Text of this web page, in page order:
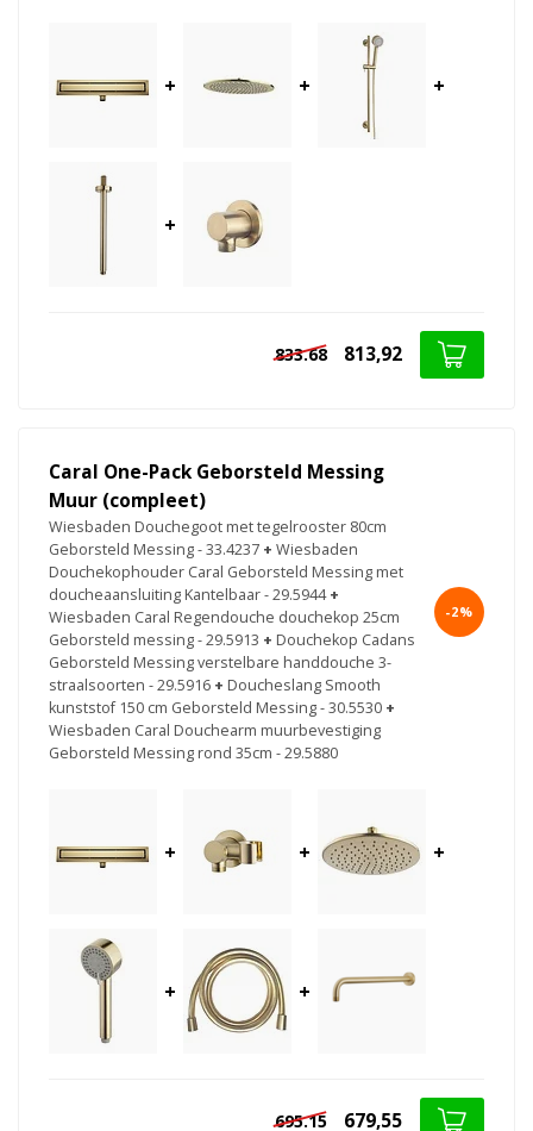
+ + +
+
833.68 813,92
Caral One-Pack Geborsteld Messing
Muur (compleet)
Wiesbaden Douchegoot met tegelrooster 80cm
Geborsteld Messing - 33.4237 + Wiesbaden
Douchekophouder Caral Geborsteld Messing met
doucheaansluiting Kantelbaar - 29.5944 +
Wiesbaden Caral Regendouche douchekop 25cm
Geborsteld messing - 29.5913 + Douchekop Cadans
Geborsteld Messing verstelbare handdouche 3-
straalsoorten - 29.5916 + Doucheslang Smooth
kunststof 150 cm Geborsteld Messing - 30.5530 +
Wiesbaden Caral Douchearm muurbevestiging
Geborsteld Messing rond 35cm - 29.5880
-2%
+ + +
+ +
695.15 679,55